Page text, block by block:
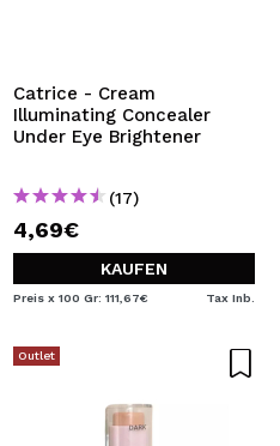
Catrice - Cream
Illuminating Concealer
Under Eye Brightener
(17)
4,69€
KAUFEN
Preis x 100 Gr: 111,67€ Tax Inb.
Outlet